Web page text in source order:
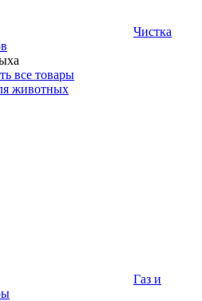
Чистка
все товары
животных
Газ и